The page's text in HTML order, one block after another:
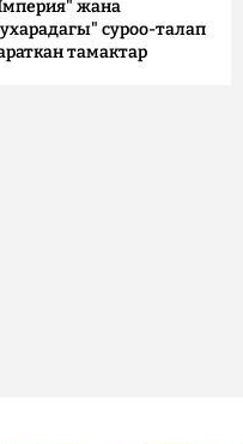
жана
суроо-талап
тамактар